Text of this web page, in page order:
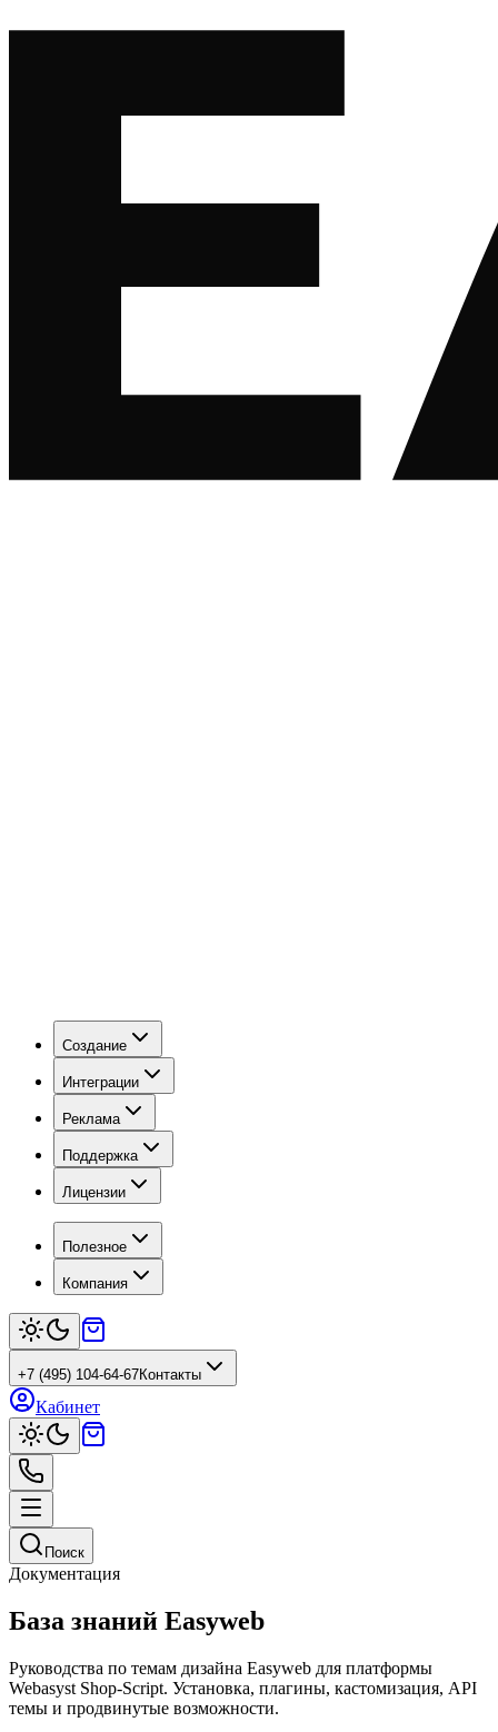
Создание
Интеграции
Реклама
Поддержка
Лицензии
Полезное
Компания
+7 (495) 104-64-67Контакты
Кабинет
Поиск
Документация
База знаний Easyweb
Руководства по темам дизайна Easyweb для платформы
Webasyst Shop-Script. Установка, плагины, кастомизация, API
темы и продвинутые возможности.